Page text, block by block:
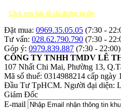
Click xem bản đồ chỉ đường tại đây
Đặt mua: 0969.35.05.05 (7:30 -
Tư vấn: 028.62.790.790 (7:30 -
Góp ý: 0979.839.887 (7:30 - 22:00)
CÔNG TY TNHH TMDV LÊ
107 Nhất Chi Mai, Phường 13,
Mã số thuế: 0314988214 cấp ngày
Đầu Tư TpHCM. Người đại diện:
Giám Đốc
E-mail